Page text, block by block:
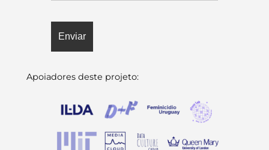
Apoiadores deste projeto: